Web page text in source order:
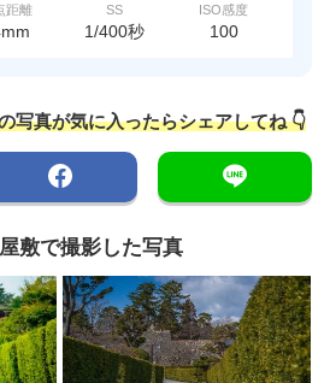
距離 SS
1/400秒
ISO感度
100
写真が気に入ったらシェアしてね 👇
敷で撮影した写真